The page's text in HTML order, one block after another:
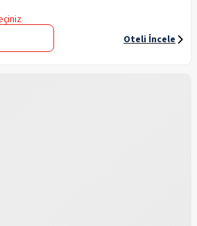
Oteli İncele